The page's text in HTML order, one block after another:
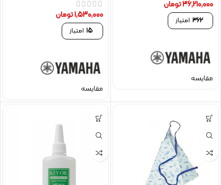
36,210,000تومان
362 امتیاز
مقایسه
1,530,000تومان
15 امتیاز
مقایسه